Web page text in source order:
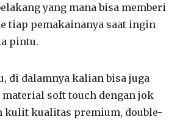
yang mana bisa memberi
tiap pemakainanya saat ingin
pintu.
di dalamnya kalian bisa juga
material soft touch dengan jok
kulit kualitas premium, double-